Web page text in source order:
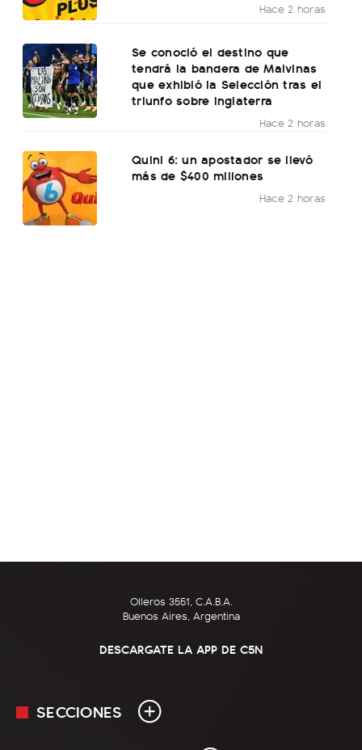
Hace 2 horas
Se conoció el destino que
tendrá la bandera de Malvinas
que exhibió la Selección tras el
triunfo sobre Inglaterra
Hace 2 horas
Quini 6: un apostador se llevó
más de $400 millones
Hace 2 horas
Olleros 3551, C.A.B.A.
Buenos Aires, Argentina
DESCARGATE LA APP DE C5N
SECCIONES